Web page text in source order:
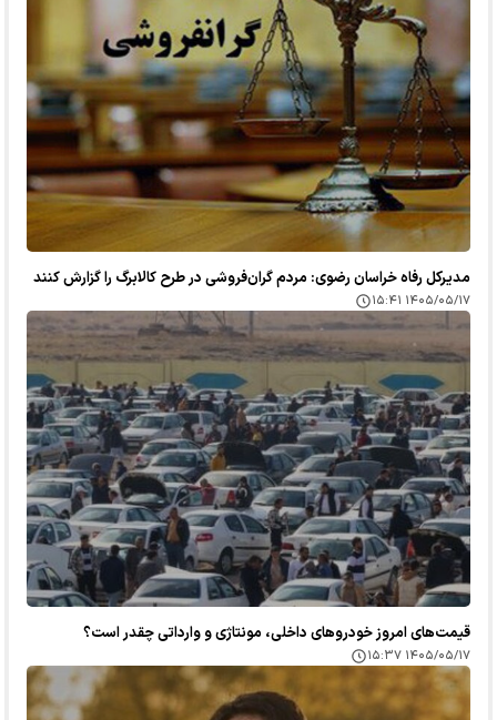
مدیرکل رفاه خراسان رضوی: مردم گران‌فروشی در طرح کالابرگ را گزارش کنند
۱۴۰۵/۰۵/۱۷ ۱۵:۴۱
قیمت‌های امروز خودرو‌های داخلی، مونتاژی و وارداتی چقدر است؟
۱۴۰۵/۰۵/۱۷ ۱۵:۳۷